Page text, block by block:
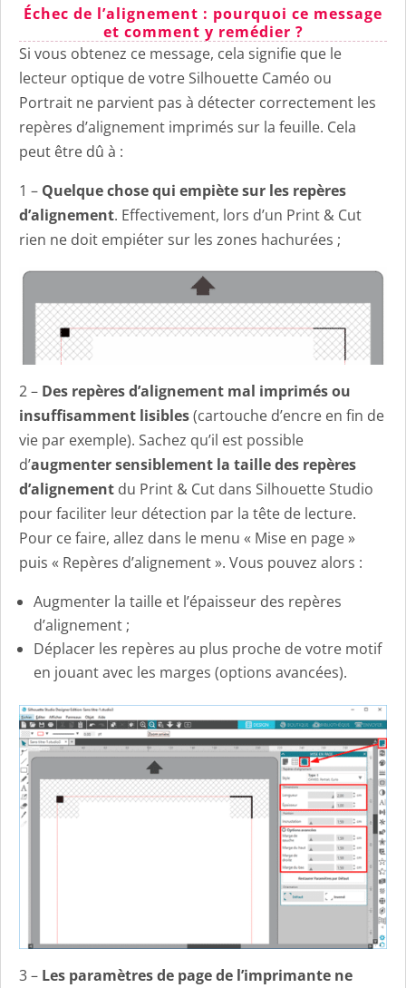
Échec de l’alignement : pourquoi ce message
et comment y remédier ?
Si vous obtenez ce message, cela signifie que le
lecteur optique de votre Silhouette Caméo ou
Portrait ne parvient pas à détecter correctement les
repères d’alignement imprimés sur la feuille. Cela
peut être dû à :
1 – Quelque chose qui empiète sur les repères
d’alignement. Effectivement, lors d’un Print & Cut
rien ne doit empiéter sur les zones hachurées ;
2 – Des repères d’alignement mal imprimés ou
insuffisamment lisibles(cartouche d’encre en fin de
vie par exemple). Sachez qu’il est possible
d’augmenter sensiblement la taille des repères
d’alignement du Print & Cut dans Silhouette Studio
pour faciliter leur détection par la tête de lecture.
Pour ce faire, allez dans le menu « Mise en page »
puis « Repères d’alignement ». Vous pouvez alors :
Augmenter la taille et l’épaisseur des repères
d’alignement ;
Déplacer les repères au plus proche de votre motif
en jouant avec les marges (options avancées).
3 – Les paramètres de page de l’imprimante ne